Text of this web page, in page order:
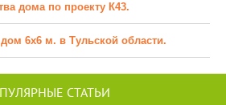
дома по проекту К43.
6х6 м. в Тульской области.
СТАТЬИ